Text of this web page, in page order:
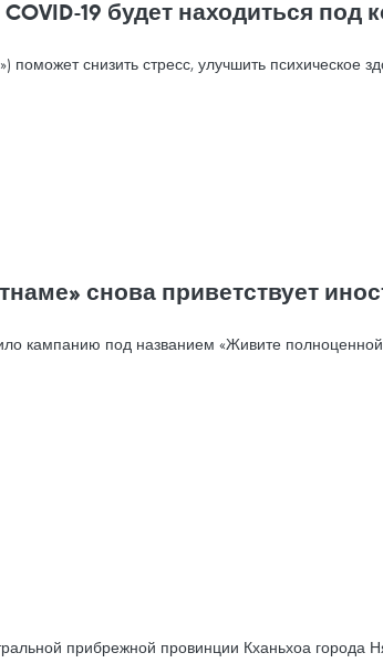
19 будет находиться под
поможет снизить стресс, улучшить психическое
снова приветствует
кампанию под названием «Живите
прибрежной провинции Кханьхоа города